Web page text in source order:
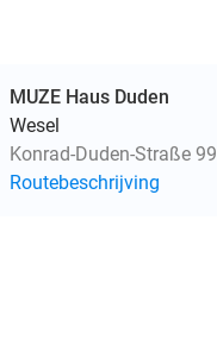
MUZE Haus Duden
Wesel
Konrad-Duden-Straße 99
Routebeschrijving